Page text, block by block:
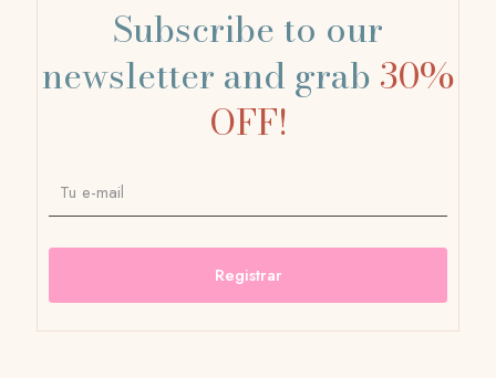
Subscribe to our
newsletter and grab 30%
OFF!